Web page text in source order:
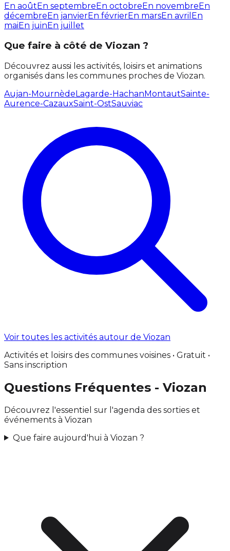
En aoûtEn septembreEn octobreEn novembreEn
décembreEn janvierEn févrierEn marsEn avril En
maiEn juinEn juillet
Que faire à côté de Viozan ?
Découvrez aussi les activités, loisirs et animations
organisés dans les communes proches de Viozan.
Aujan-MournèdeLagarde-HachanMontautSainte-
Aurence-CazauxSaint-OstSauviac
Voir toutes les activités autour de Viozan
Activités et loisirs des communes voisines • Gratuit •
Sans inscription
Questions Fréquentes - Viozan
Découvrez l'essentiel sur l'agenda des sorties et
événements à Viozan
Que faire aujourd'hui à Viozan ?